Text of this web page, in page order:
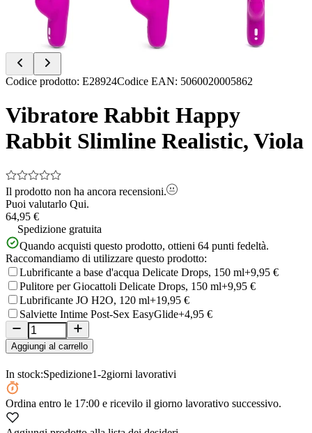
Item
of
6
Codice prodotto: E28924Codice EAN: 5060020005862
Vibratore Rabbit Happy
Rabbit Slimline Realistic, Viola
Il prodotto non ha ancora recensioni.
Puoi valutarlo Qui.
64,95 €
Spedizione gratuita
Quando acquisti questo prodotto, ottieni 64 punti fedeltà.
Raccomandiamo di utilizzare questo prodotto:
Lubrificante a base d'acqua Delicate Drops, 150 ml+9,95 €
Pulitore per Giocattoli Delicate Drops, 150 ml+9,95 €
Lubrificante JO H2O, 120 ml+19,95 €
Salviette Intime Post-Sex EasyGlide+4,95 €
Aggiungi al carrello
In stock:Spedizione1-2giorni lavorativi
Ordina entro le 17:00 e ricevilo il giorno lavorativo successivo.